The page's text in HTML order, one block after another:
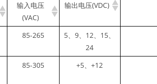
输入电压
(VAC)
输出电压(VDC)
85-265
5、9、12、15、
24
85-305 +5、+12